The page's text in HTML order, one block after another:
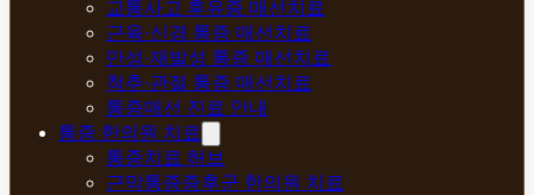
교통사고 후유증 매선치료
근육·신경 통증 매선치료
만성·재발성 통증 매선치료
척추·관절 통증 매선치료
통증매선 진료 안내
통증 한의원 치료
통증치료 허브
근막통증증후군 한의원 치료